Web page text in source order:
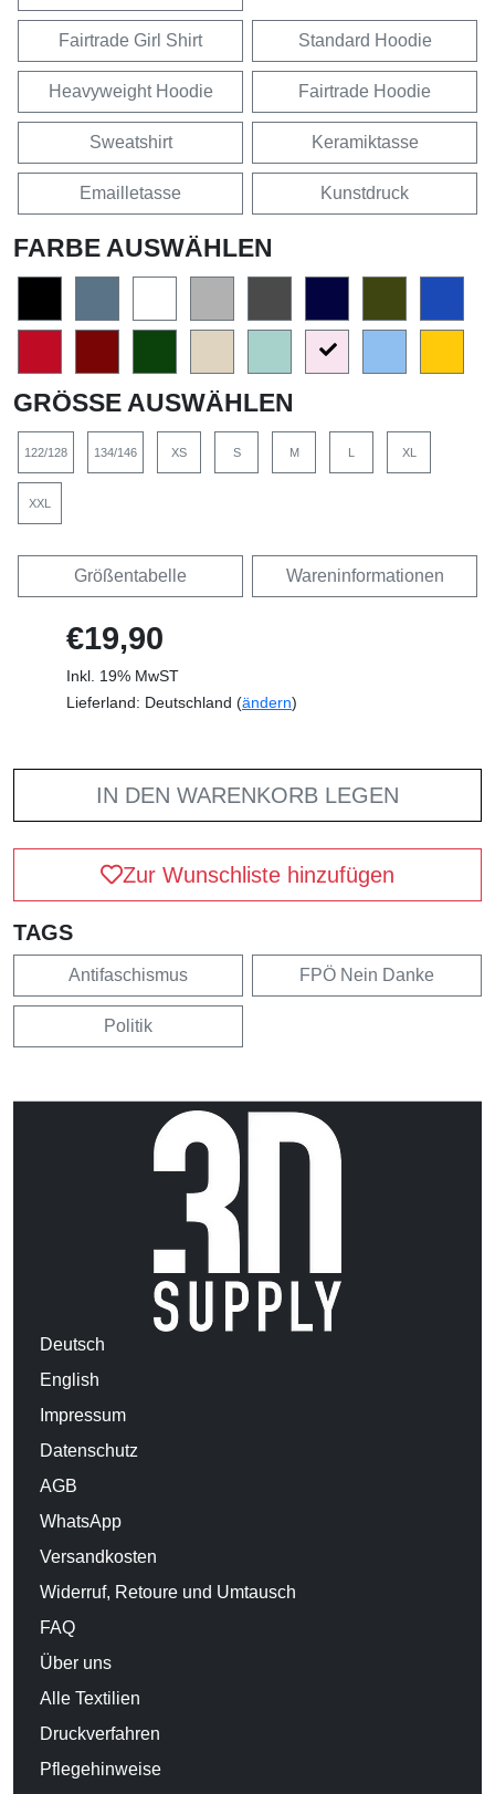
Fairtrade Girl Shirt Standard Hoodie
Heavyweight Hoodie Fairtrade Hoodie
Sweatshirt Keramiktasse
Emailletasse Kunstdruck
FARBE AUSWÄHLEN
GRÖSSE AUSWÄHLEN
122/128 134/146 XS S M L XL
XXL
Größentabelle Wareninformationen
€19,90
Inkl. 19% MwST
Lieferland: Deutschland (ändern)
IN DEN WARENKORB LEGEN
Zur Wunschliste hinzufügen
TAGS
Antifaschismus FPÖ Nein Danke
Politik
Deutsch
English
Impressum
Datenschutz
AGB
WhatsApp
Versandkosten
Widerruf, Retoure und Umtausch
FAQ
Über uns
Alle Textilien
Druckverfahren
Pflegehinweise